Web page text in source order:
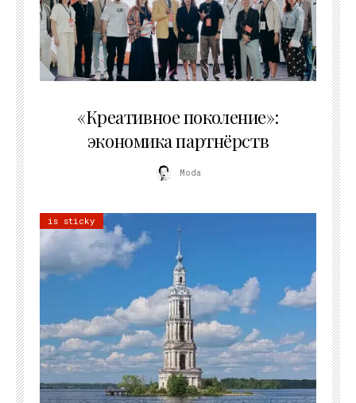
«Креативное поколение»:
экономика партнёрств
Moda
is sticky